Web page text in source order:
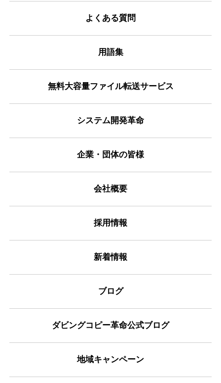
よくある質問
用語集
無料大容量ファイル転送サービス
システム開発革命
企業・団体の皆様
会社概要
採用情報
新着情報
ブログ
ダビングコピー革命公式ブログ
地域キャンペーン